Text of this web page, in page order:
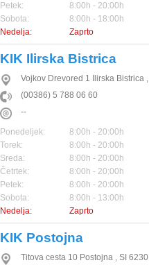
Petek:
8:00h - 20:00h
Sobota:
8:00h - 18:00h
Nedelja:
Zaprto
KIK Ilirska Bistrica
Vojkov Drevored 1 Ilirska Bistrica ,
(00386) 5 788 06 60
--
Ponedeljek:
8:00h - 20:00h
Torek:
8:00h - 20:00h
Sreda:
8:00h - 20:00h
Četrtek:
8:00h - 20:00h
Petek:
8:00h - 20:00h
Sobota:
8:00h - 13:00h
Nedelja:
Zaprto
KIK Postojna
Titova cesta 10 Postojna , SI 6230